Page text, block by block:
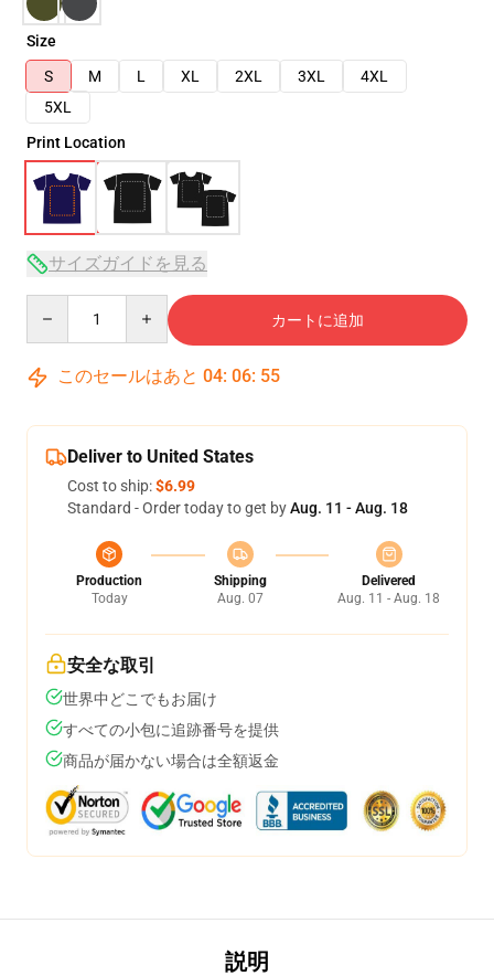
Size
S
M L XL 2XL 3XL
4XL
5XL
Print Location
サイズガイドを見る
カートに追加
このセールはあと 04: 06: 54
Deliver to United States
Cost to ship:$6.99
Standard - Order today to get byAug. 11 - Aug. 18
Production
Today
Shipping
Aug. 07
Delivered
Aug. 11 - Aug. 18
安全な取引
世界中どこでもお届け
すべての小包に追跡番号を提供
商品が届かない場合は全額返金
説明